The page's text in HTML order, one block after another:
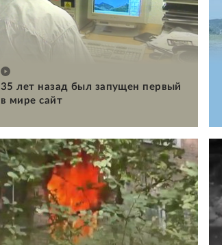
35 лет назад был запущен первый
в мире сайт